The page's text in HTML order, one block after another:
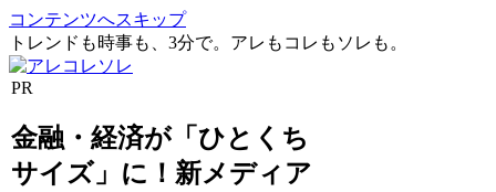
コンテンツへスキップ
トレンドも時事も、3分で。アレもコレもソレも。
PR
金融・経済が「ひとくち
サイズ」に！新メディア